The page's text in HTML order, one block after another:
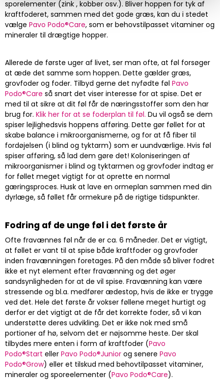
sporelementer (zink , kobber osv.). Bliver hoppen for tyk af
kraftfoderet, sammen med det gode græs, kan du i stedet
vælge Pavo Podo®Care, som er behovstilpasset vitaminer og
mineraler til drægtige hopper.
Allerede de første uger af livet, ser man ofte, at føl forsøger
at æde det samme som hoppen. Dette gælder græs,
grovfoder og foder. Tilbyd gerne det nyfødte føl Pavo
Podo®Care så snart det viser interesse for at spise. Det er
med til at sikre at dit føl får de næringsstoffer som den har
brug for. Klik her for at se foderplan til føl. Du vil også se dem
spiser lejlighedsvis hoppens afføring. Dette gør føllet for at
skabe balance i mikroorganismerne, og for at få fiber til
fordøjelsen (i blind og tyktarm) som er uundværlige. Hvis føl
spiser afføring, så lad dem gøre det! Koloniseringen af
mikroorganismer i blind og tyktarmen og grovfoder indtag er
for føllet meget vigtigt for at oprette en normal
gæringsproces. Husk at lave en ormeplan sammen med din
dyrlæge, så føllet får ormekure på de rigtige tidspunkter.
Fodring af de unge føl i det første år
Ofte fravænnes føl når de er ca. 6 måneder. Det er vigtigt,
at føllet er vant til at spise både kraftfoder og grovfoder
inden fravænningen foretages. På den måde så bliver fodret
ikke et nyt element efter fravænning og det øger
sandsynligheden for at de vil spise. Fravænning kan være
stressende og bl.a. medfører ædestop, hvis de ikke er trygge
ved det. Hele det første år vokser føllene meget hurtigt og
derfor er det vigtigt at de får det korrekte foder, så vi kan
understøtte deres udvikling. Det er ikke nok med små
portioner af hø, selvom det er nøjsomme heste. Der skal
tilbydes mere enten i form af kraftfoder (Pavo
Podo®Start eller Pavo Podo®Junior og senere Pavo
Podo®Grow) eller et tilskud med behovtilpasset vitaminer,
mineraler og sporeelementer (Pavo Podo®Care).